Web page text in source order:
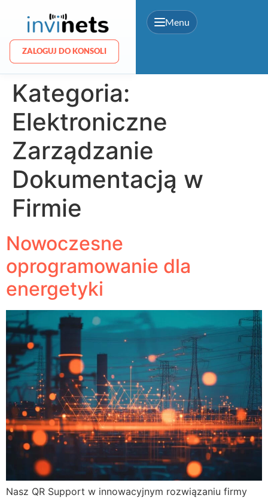
ZALOGUJ DO KONSOLI
Menu
ZALOGUJ DO KONSOLI
Kategoria:
Elektroniczne
Zarządzanie
Dokumentacją w
Firmie
Nowoczesne
oprogramowanie dla
energetyki
Nasz QR Support w innowacyjnym rozwiązaniu firmy